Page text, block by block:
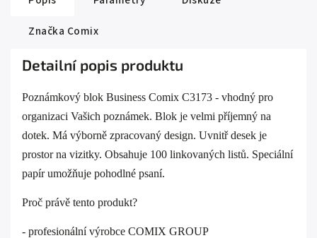
Značka Comix
Detailní popis produktu
Poznámkový blok Business Comix C3173 - vhodný pro
organizaci Vašich poznámek. Blok je velmi příjemný na
dotek. Má výborně zpracovaný design. Uvnitř desek je
prostor na vizitky. Obsahuje 100 linkovaných listů. Speciální
papír umožňuje pohodlné psaní.
Proč právě tento produkt?
- profesionální výrobce COMIX GROUP